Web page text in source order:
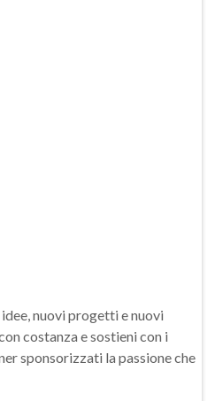
nuovi progetti e nuovi
costanza e sostieni con i
sponsorizzati la passione che